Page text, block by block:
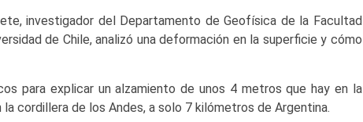
investigador del Departamento de Geofísica de la Facultad
de Chile, analizó una deformación en la superficie y cómo
para explicar un alzamiento de unos 4 metros que hay en la
cordillera de los Andes, a solo 7 kilómetros de Argentina.